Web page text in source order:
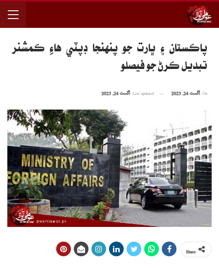
پاڪستان ۽ ڀارت جو پنهنجا ڊپٽي هاءِ ڪمشنر
تبديل ڪرڻ جو فيصلو
اگست 24, 2023 اگست 24, 2023